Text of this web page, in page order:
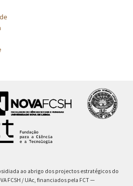
ao abrigo dos projectos estratégicos do
FCSH / UAc, financiados pela FCT —